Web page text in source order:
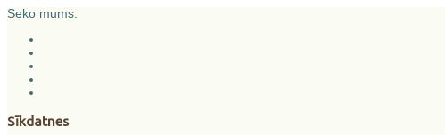
Seko mums:
Sīkdatnes